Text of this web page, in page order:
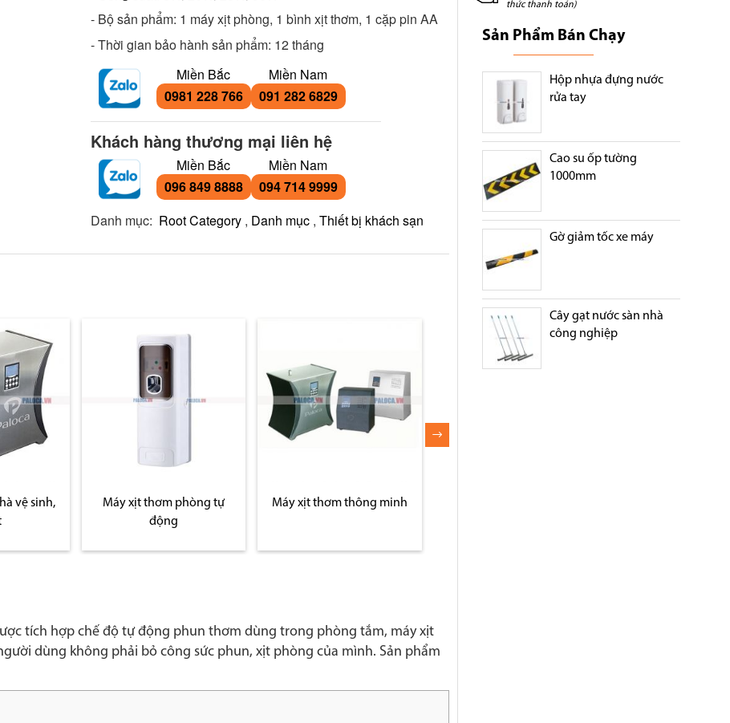
- Bộ sản phẩm: 1 máy xịt phòng, 1 bình xịt thơm, 1 cặp pin AA
- Thời gian bảo hành sản phẩm: 12 tháng
Miền Bắc
0981 228 766
Miền Nam
091 282 6829
Khách hàng thương mại liên hệ
Miền Bắc
096 849 8888
Miền Nam
094 714 9999
Danh mục: Root Category , Danh mục , Thiết bị khách sạn
vệ sinh,
Máy xịt thơm phòng tự
động
Máy xịt thơm thông minh
Máy xịt thơm nhập khẩu
tích hợp chế độ tự động phun thơm dùng trong phòng tắm, máy xịt
dùng không phải bỏ công sức phun, xịt phòng của mình. Sản phẩm
thức thanh toán)
Sản Phẩm Bán Chạy
Hộp nhựa đựng nước
rửa tay
Cao su ốp tường
1000mm
Gờ giảm tốc xe máy
Cây gạt nước sàn nhà
công nghiệp